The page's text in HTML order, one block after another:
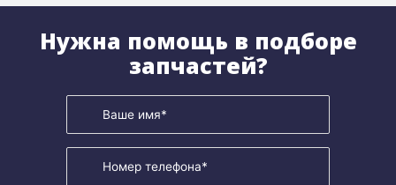
Нужна помощь в подборе
запчастей?